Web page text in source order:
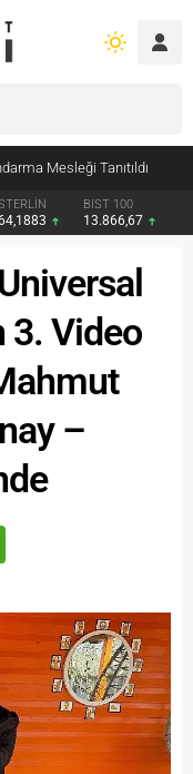
Mesleği Tanıtıldı
BIST 100
13.866,67
3. Video
–